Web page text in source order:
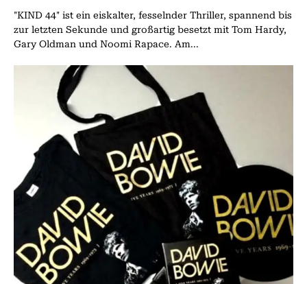
"KIND 44" ist ein eiskalter, fesselnder Thriller, spannend bis
zur letzten Sekunde und großartig besetzt mit Tom Hardy,
Gary Oldman und Noomi Rapace. Am...